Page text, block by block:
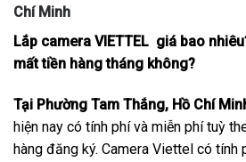
Chí Minh
Lắp camera VIETTEL giá bao
mất tiền hàng tháng không?
Tại Phường Tam Thắng, Hồ Chí
hiện nay có tính phí và miễn phí tuỳ
hàng đăng ký. Camera Viettel có tính